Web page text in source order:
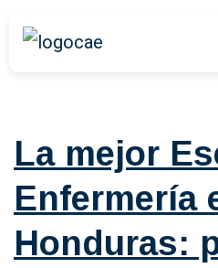
Categoría:
La mejor
Enfermería
Honduras: